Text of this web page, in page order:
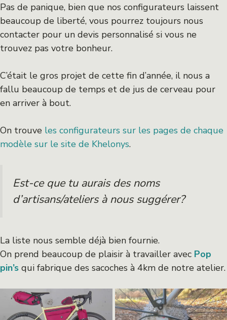
Pas de panique, bien que nos configurateurs laissent
beaucoup de liberté, vous pourrez toujours nous
contacter pour un devis personnalisé si vous ne
trouvez pas votre bonheur.
C’était le gros projet de cette fin d’année, il nous a
fallu beaucoup de temps et de jus de cerveau pour
en arriver à bout.
On trouve les configurateurs sur les pages de chaque
modèle sur le site de Khelonys.
Est-ce que tu aurais des noms
d’artisans/ateliers à nous suggérer?
La liste nous semble déjà bien fournie.
On prend beaucoup de plaisir à travailler avec Pop
pin’s qui fabrique des sacoches à 4km de notre atelier.